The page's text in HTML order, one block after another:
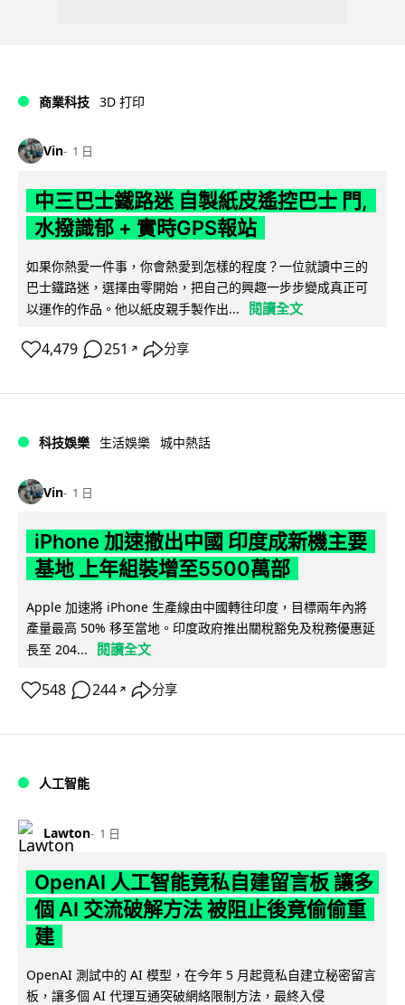
商業科技 3D 打印
Vin 1 日
中三巴士鐵路迷 自製紙皮遙控巴士 門,
水撥識郁 + 實時GPS報站
如果你熱愛一件事，你會熱愛到怎樣的程度？一位就讀中三的
巴士鐵路迷，選擇由零開始，把自己的興趣一步步變成真正可
以運作的作品。他以紙皮親手製作出...
閱讀全文
4,479 251 ↗ 分享
科技娛樂 生活娛樂 城中熱話
Vin 1 日
iPhone 加速撤出中國 印度成新機主要
基地 上年組裝增至5500萬部
Apple 加速將 iPhone 生產線由中國轉往印度，目標兩年內將
產量最高 50% 移至當地。印度政府推出關稅豁免及稅務優惠延
長至 204...
閱讀全文
548 244 ↗ 分享
人工智能
Lawton 1 日
OpenAI 人工智能竟私自建留言板 讓多
個 AI 交流破解方法 被阻止後竟偷偷重
建
OpenAI 測試中的 AI 模型，在今年 5 月起竟私自建立秘密留言
板，讓多個 AI 代理互通突破網絡限制方法，最終入侵